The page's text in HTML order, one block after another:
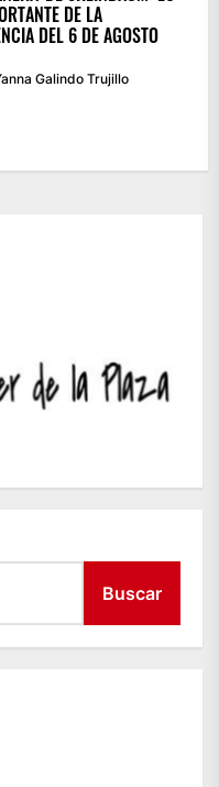
DE LA
DEL 6 DE AGOSTO
Galindo Trujillo
Buscar